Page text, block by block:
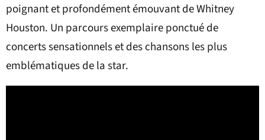
poignant et profondément émouvant de Whitney
Houston. Un parcours exemplaire ponctué de
concerts sensationnels et des chansons les plus
emblématiques de la star.